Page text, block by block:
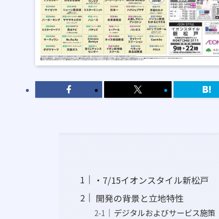
・7/15イオンスタイル新松戸
開発の背景と立地特性
デジタルおよびサービス施策